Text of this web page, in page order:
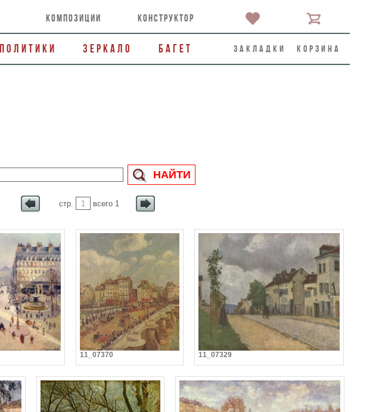
Политики Зеркало Багет
конструктор
Композиции
закладки корзина
стр. всего 1
11_07370 11_07329